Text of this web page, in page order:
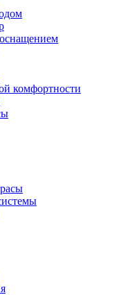
комфортности